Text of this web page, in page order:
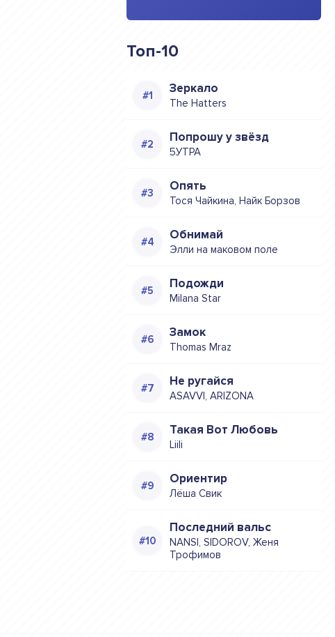
Топ-10
Зеркало
The Hatters
Попрошу у звёзд
5УТРА
Опять
Тося Чайкина, Найк Борзов
Обнимай
Элли на маковом поле
Подожди
Milana Star
Замок
Thomas Mraz
Не ругайся
ASAVVI, ARIZONA
Такая Вот Любовь
Liili
Ориентир
Лёша Свик
Последний вальс
NANSI, SIDOROV, Женя
Трофимов